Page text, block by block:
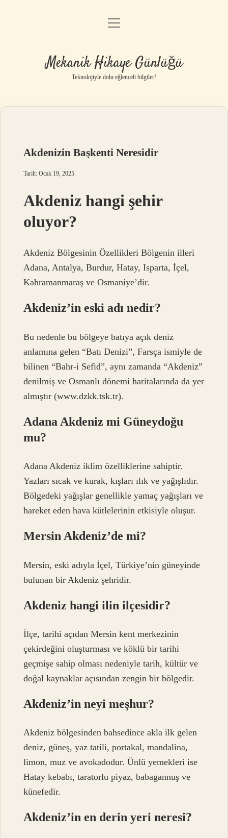
Anasayfa
Yasal Uyarı
menüyü
Mekanik Hikaye Günlüğü
Teknolojiyle dolu eğlenceli bilgiler!
Akdenizin Başkenti Neresidir
Tarih: Ocak 19, 2025
Akdeniz hangi şehir
oluyor?
Akdeniz Bölgesinin Özellikleri Bölgenin illeri
Adana, Antalya, Burdur, Hatay, Isparta, İçel,
Kahramanmaraş ve Osmaniye’dir.
Akdeniz’in eski adı nedir?
Bu nedenle bu bölgeye batıya açık deniz
anlamına gelen “Batı Denizi”, Farsça ismiyle de
bilinen “Bahr-i Sefid”, aynı zamanda “Akdeniz”
denilmiş ve Osmanlı dönemi haritalarında da yer
almıştır (www.dzkk.tsk.tr).
Adana Akdeniz mi Güneydoğu
mu?
Adana Akdeniz iklim özelliklerine sahiptir.
Yazları sıcak ve kurak, kışları ılık ve yağışlıdır.
Bölgedeki yağışlar genellikle yamaç yağışları ve
hareket eden hava kütlelerinin etkisiyle oluşur.
Mersin Akdeniz’de mi?
Mersin, eski adıyla İçel, Türkiye’nin güneyinde
bulunan bir Akdeniz şehridir.
Akdeniz hangi ilin ilçesidir?
İlçe, tarihi açıdan Mersin kent merkezinin
çekirdeğini oluşturması ve köklü bir tarihi
geçmişe sahip olması nedeniyle tarih, kültür ve
doğal kaynaklar açısından zengin bir bölgedir.
Akdeniz’in neyi meşhur?
Akdeniz bölgesinden bahsedince akla ilk gelen
deniz, güneş, yaz tatili, portakal, mandalina,
limon, muz ve avokadodur. Ünlü yemekleri ise
Hatay kebabı, taratorlu piyaz, babagannuş ve
künefedir.
Akdeniz’in en derin yeri neresi?